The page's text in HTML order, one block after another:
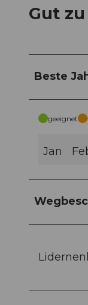
Gut
Beste
geeignet
Jan